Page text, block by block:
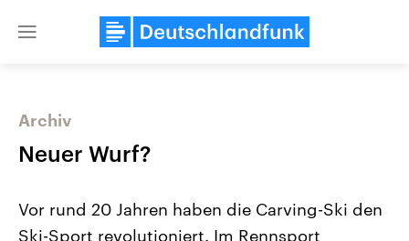
Close
Archiv
Neuer Wurf?
Vor rund 20 Jahren haben die Carving-Ski den
Ski-Sport revolutioniert. Im Rennsport